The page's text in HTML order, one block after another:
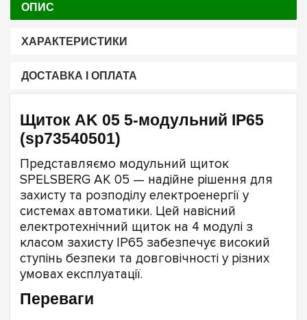
ОПИС
ХАРАКТЕРИСТИКИ
ДОСТАВКА І ОПЛАТА
Щиток AK 05 5-модульний IP65
(sp73540501)
Представляємо модульний щиток
SPELSBERG AK 05 — надійне рішення для
захисту та розподілу електроенергії у
системах автоматики. Цей навісний
електротехнічний щиток на 4 модулі з
класом захисту IP65 забезпечує високий
ступінь безпеки та довговічності у різних
умовах експлуатації.
Переваги